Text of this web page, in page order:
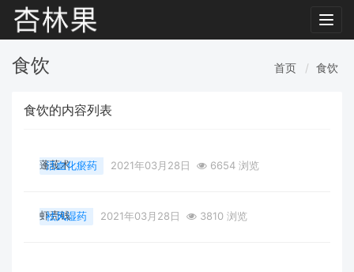
食饮 首页 食饮
食饮的内容列表
蓬莪术
活血化瘀药 2021年03月28日 6654 浏览
虾壳钱
祛风湿药 2021年03月28日 3810 浏览